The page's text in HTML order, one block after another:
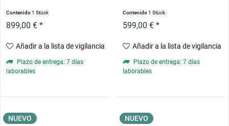
Contenido1 Stück
899,00 € *
Añadir a la lista de vigilancia
Plazo de entrega: 7 días
laborables
Contenido1 Stück
599,00 € *
Añadir a la lista de vigilancia
Plazo de entrega: 7 días
laborables
NUEVO NUEVO